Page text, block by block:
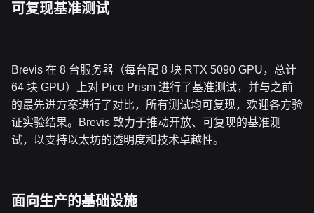
可复现基准测试
Brevis 在 8 台服务器（每台配 8 块 RTX 5090 GPU，总计
64 块 GPU）上对 Pico Prism 进行了基准测试，并与之前
的最先进方案进行了对比，所有测试均可复现，欢迎各方验
证实验结果。Brevis 致力于推动开放、可复现的基准测
试，以支持以太坊的透明度和技术卓越性。
面向生产的基础设施